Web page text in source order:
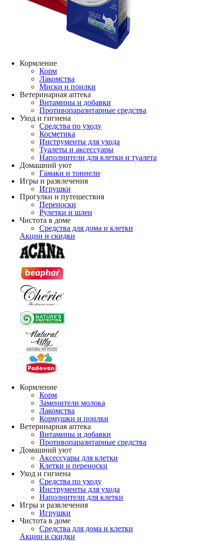
Кормление
Корм
Лакомства
Миски и поилки
Ветеринарная аптека
Витамины и добавки
Противопаразитарные средства
Уход и гигиена
Средства по уходу
Косметика
Инструменты для ухода
Туалеты и аксессуары
Наполнители для клетки и туалета
Домашний уют
Гамаки и тоннели
Игры и развлечения
Игрушки
Прогулки и путешествия
Переноски
Рулетки и шлеи
Чистота в доме
Средства для дома и клетки
Акции и скидки
Кормление
Корм
Заменители молока
Лакомства
Кормушки и поилки
Ветеринарная аптека
Витамины и добавки
Противопаразитарные средства
Домашний уют
Аксессуары для клетки
Клетки и переноски
Уход и гигиена
Средства по уходу
Инструменты для ухода
Наполнители для клетки
Игры и развлечения
Игрушки
Чистота в доме
Средства для дома и клетки
Акции и скидки